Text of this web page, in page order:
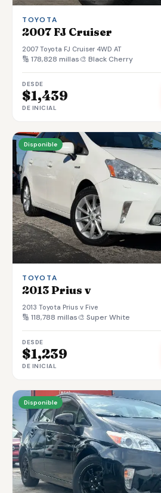
TOYOTA
2007 FJ Cruiser
2007 Toyota FJ Cruiser 4WD AT
🔢 178,828 millas🎨 Black Cherry
DESDE
$1,439
DE INICIAL
Disponible
TOYOTA
2013 Prius v
2013 Toyota Prius v Five
🔢 118,788 millas🎨 Super White
DESDE
$1,239
DE INICIAL
Disponible